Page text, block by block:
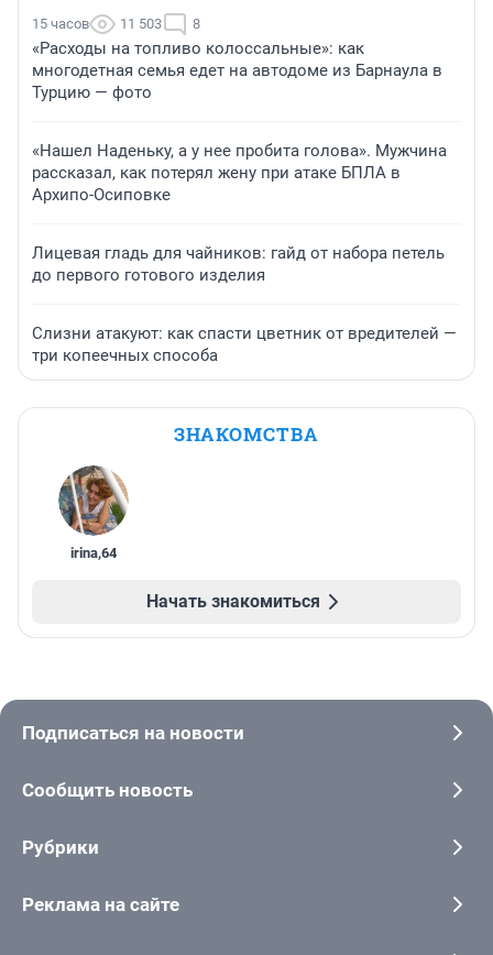
15 часов 11 503 8
«Расходы на топливо колоссальные»: как
многодетная семья едет на автодоме из Барнаула в
Турцию — фото
«Нашел Наденьку, а у нее пробита голова». Мужчина
рассказал, как потерял жену при атаке БПЛА в
Архипо-Осиповке
Лицевая гладь для чайников: гайд от набора петель
до первого готового изделия
Слизни атакуют: как спасти цветник от вредителей —
три копеечных способа
ЗНАКОМСТВА
irina,64
Начать знакомиться
Подписаться на новости
Сообщить новость
Рубрики
Реклама на сайте